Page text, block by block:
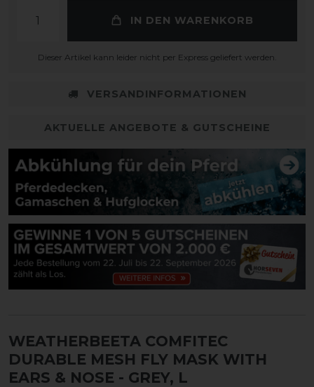
IN DEN WARENKORB
Dieser Artikel kann leider nicht per Express geliefert werden.
VERSANDINFORMATIONEN
AKTUELLE ANGEBOTE & GUTSCHEINE
WEATHERBEETA COMFITEC
DURABLE MESH FLY MASK WITH
EARS & NOSE - GREY, L